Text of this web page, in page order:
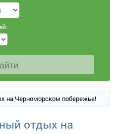
на Черноморском побережье!
отдых на